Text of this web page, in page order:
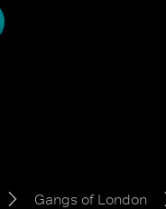
Gangs of London